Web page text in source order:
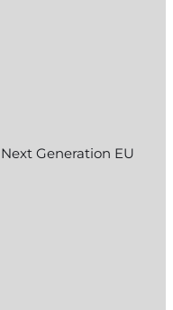
Generation EU